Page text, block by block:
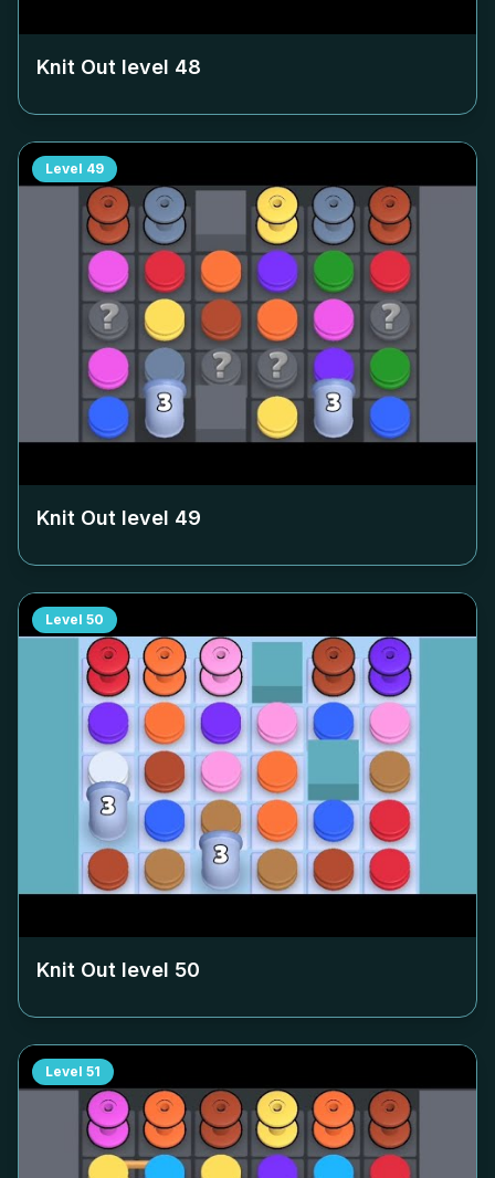
Knit Out level 48
Level 49
Knit Out level 49
Level 50
Knit Out level 50
Level 51